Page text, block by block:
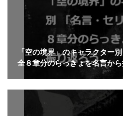
「空の境界」のキャラクター
全８章分のらっきょを名言から